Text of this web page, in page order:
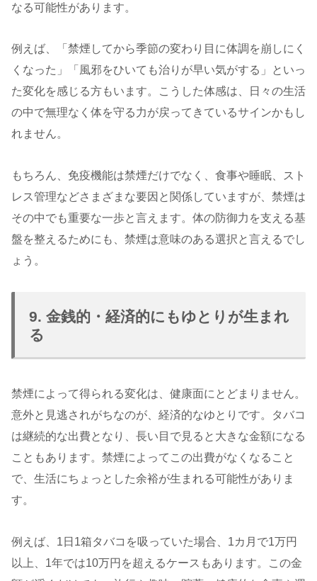
なる可能性があります。
例えば、「禁煙してから季節の変わり目に体調を崩しにく
くなった」「風邪をひいても治りが早い気がする」といっ
た変化を感じる方もいます。こうした体感は、日々の生活
の中で無理なく体を守る力が戻ってきているサインかもし
れません。
もちろん、免疫機能は禁煙だけでなく、食事や睡眠、スト
レス管理などさまざまな要因と関係していますが、禁煙は
その中でも重要な一歩と言えます。体の防御力を支える基
盤を整えるためにも、禁煙は意味のある選択と言えるでし
ょう。
9. 金銭的・経済的にもゆとりが生まれ
る
禁煙によって得られる変化は、健康面にとどまりません。
意外と見逃されがちなのが、経済的なゆとりです。タバコ
は継続的な出費となり、長い目で見ると大きな金額になる
こともあります。禁煙によってこの出費がなくなること
で、生活にちょっとした余裕が生まれる可能性がありま
す。
例えば、1日1箱タバコを吸っていた場合、1カ月で1万円
以上、1年では10万円を超えるケースもあります。この金